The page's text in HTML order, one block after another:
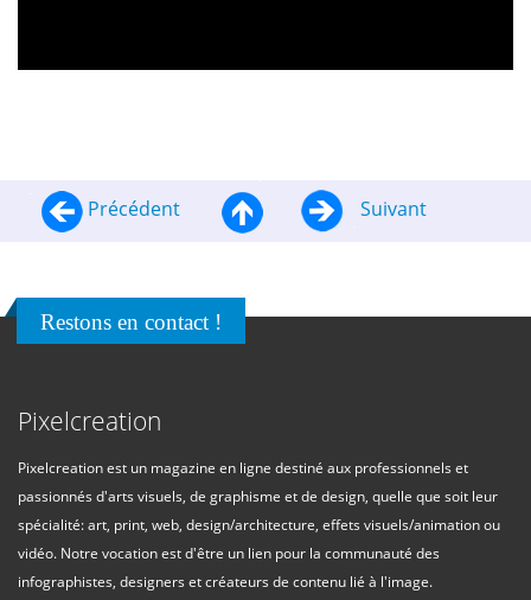
Précédent Suivant
Restons en contact !
Pixelcreation
Pixelcreation est un magazine en ligne destiné aux professionnels et
passionnés d'arts visuels, de graphisme et de design, quelle que soit leur
spécialité: art, print, web, design/architecture, effets visuels/animation ou
vidéo. Notre vocation est d'être un lien pour la communauté des
infographistes, designers et créateurs de contenu lié à l'image.